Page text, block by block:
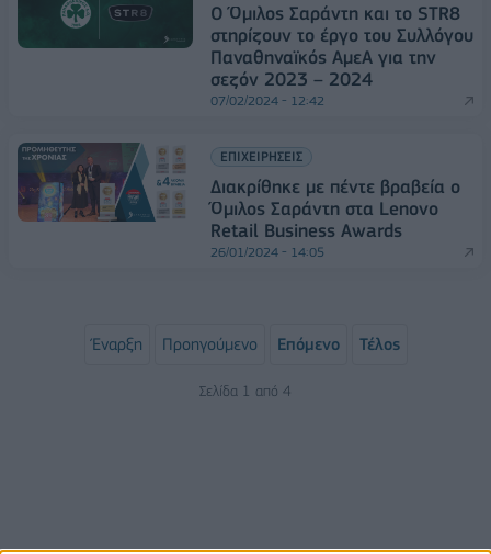
Ο Όμιλος Σαράντη και το STR8
στηρίζουν το έργο του Συλλόγου
Παναθηναϊκός AμεΑ για την
σεζόν 2023 – 2024
07/02/2024 - 12:42
ΕΠΙΧΕΙΡΗΣΕΙΣ
Διακρίθηκε με πέντε βραβεία ο
Όμιλος Σαράντη στα Lenovo
Retail Business Awards
26/01/2024 - 14:05
Έναρξη Προηγούμενο Επόμενο Τέλος
Σελίδα 1 από 4